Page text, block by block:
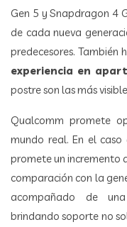
Gen 5 y Snapdragon 4
de cada nueva
predecesores. También
experiencia en
postre son las más
Qualcomm promete
mundo real. En el
promete un incremento
comparación con la
acompañado de
brindando soporte no